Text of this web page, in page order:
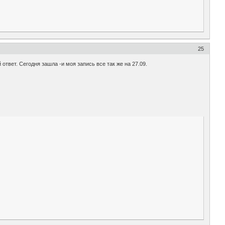
25
Сегодня зашла -и моя запись все так же на 27.09.